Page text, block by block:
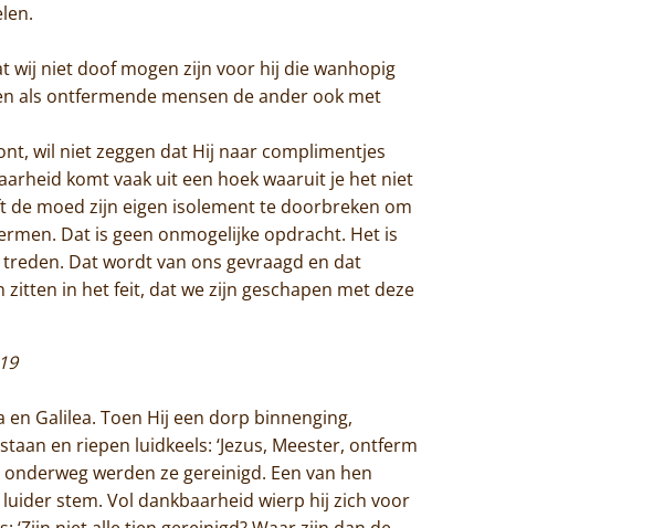
wij niet doof mogen zijn voor hij die wanhopig
als ontfermende mensen de ander ook met
wil niet zeggen dat Hij naar complimentjes
komt vaak uit een hoek waaruit je het niet
de moed zijn eigen isolement te doorbreken om
Dat is geen onmogelijke opdracht. Het is
Dat wordt van ons gevraagd en dat
in het feit, dat we zijn geschapen met deze
Galilea. Toen Hij een dorp binnenging,
en riepen luidkeels: ‘Jezus, Meester, ontferm
onderweg werden ze gereinigd. Een van hen
stem. Vol dankbaarheid wierp hij zich voor